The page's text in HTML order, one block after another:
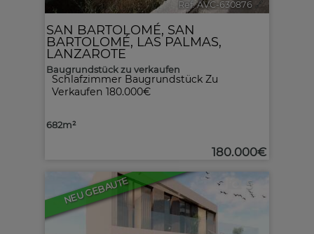
Ref. AVC-630876 🔗
Schlafzimmer Baugrundstück Zu
Verkaufen 180.000€
SAN BARTOLOMÉ, SAN
BARTOLOMÉ, LAS PALMAS,
LANZAROTE
Baugrundstück zu verkaufen
682m²
180.000€
NEU GEBAUTE 5